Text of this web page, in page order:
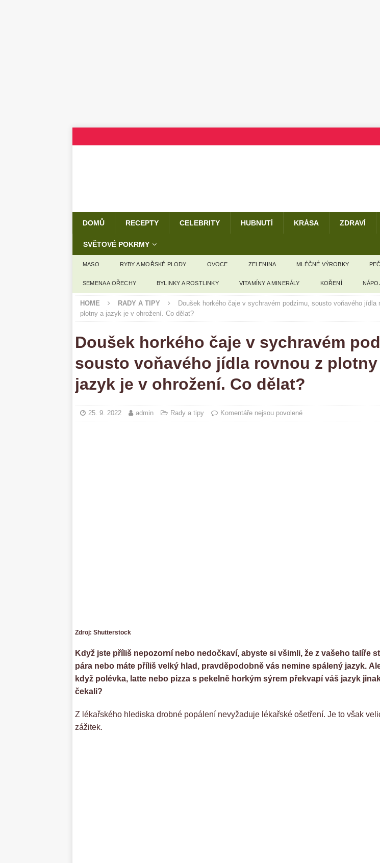
DOMŮ RECEPTY CELEBRITY HUBNUTÍ KRÁSA ZDRAVÍ
SVĚTOVÉ POKRMY
MASO RYBY A MOŘSKÉ PLODY OVOCE ZELENINA MLÉČNÉ VÝROBKY
SEMENA A OŘECHY BYLINKY A ROSTLINKY VITAMÍNY A MINERÁLY KOŘENÍ
HOME RADY A TIPY
Doušek horkého čaje v sychravém podzimu, sousto voňavého jídla
plotny a jazyk je v ohrožení. Co dělat?
Doušek horkého čaje v sychravém
sousto voňavého jídla rovnou z plotny
jazyk je v ohrožení. Co dělat?
25. 9. 2022 admin Rady a tipy Komentáře nejsou povolené
Zdroj: Shutterstock
Když jste příliš nepozorní nebo nedočkaví, abyste si všimli, že z vašeho talíře
pára nebo máte příliš velký hlad, pravděpodobně vás nemine spálený jazyk.
když polévka, latte nebo pizza s pekelně horkým sýrem překvapí váš jazyk
čekali?
Z lékařského hlediska drobné popálení nevyžaduje lékařské ošetření. Je to však
zážitek.